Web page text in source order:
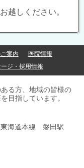
越しください。
案内
医院情報
ジ・採用情報
る方、地域の皆様の
目指しています。
東海道本線 磐田駅